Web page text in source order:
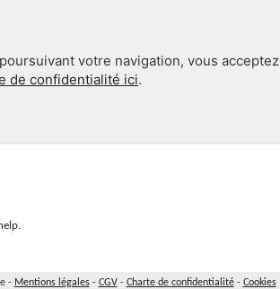
votre navigation, vous acceptez
de confidentialité ici.
- Mentions légales- CGV- Charte de confidentialité- Cookies